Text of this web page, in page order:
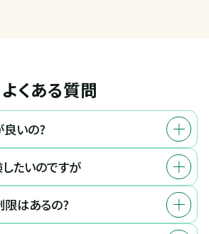
よくある質問
良いの?
たいのですが
はあるの?